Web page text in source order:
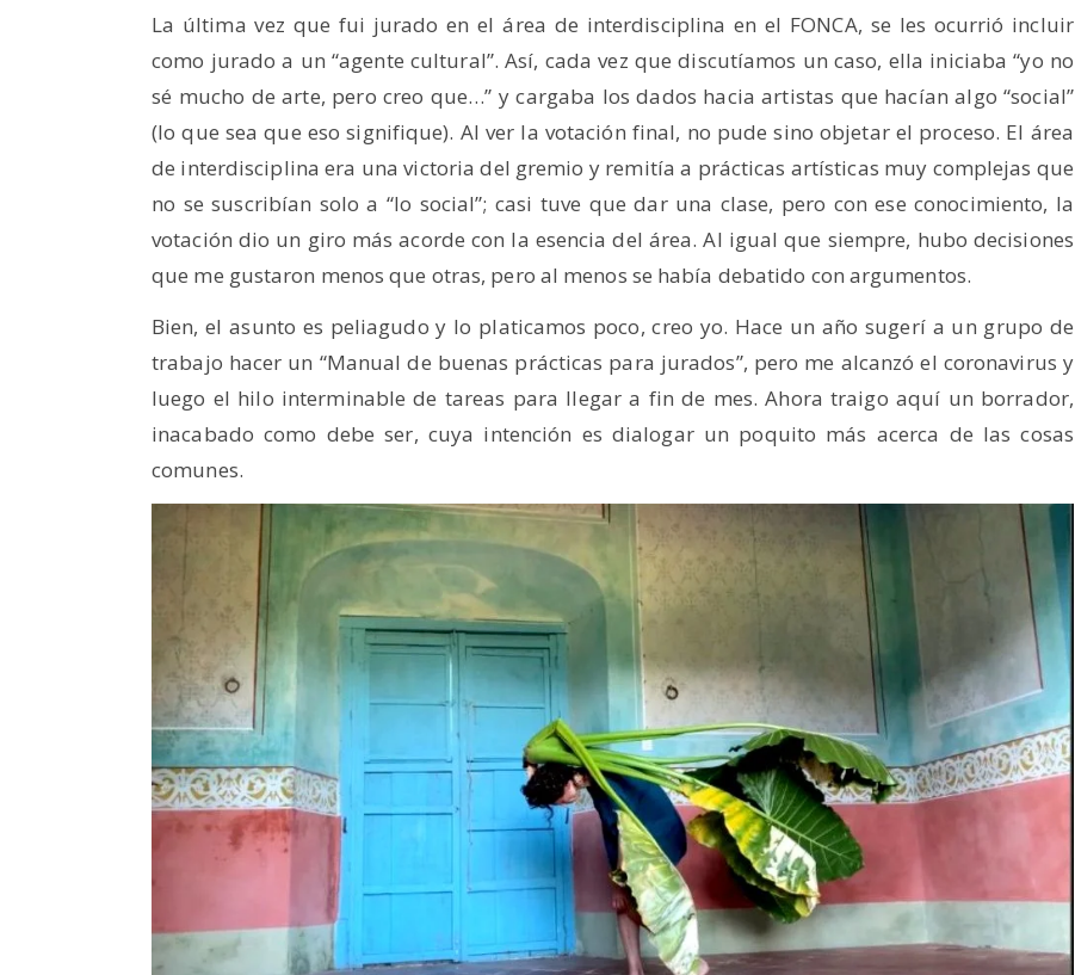
La última vez que fui jurado en el área de interdisciplina en el FONCA, se les ocurrió incluir
como jurado a un “agente cultural”. Así, cada vez que discutíamos un caso, ella iniciaba “yo no
sé mucho de arte, pero creo que…” y cargaba los dados hacia artistas que hacían algo “social”
(lo que sea que eso signifique). Al ver la votación final, no pude sino objetar el proceso. El área
de interdisciplina era una victoria del gremio y remitía a prácticas artísticas muy complejas que
no se suscribían solo a “lo social”; casi tuve que dar una clase, pero con ese conocimiento, la
votación dio un giro más acorde con la esencia del área. Al igual que siempre, hubo decisiones
que me gustaron menos que otras, pero al menos se había debatido con argumentos.
Bien, el asunto es peliagudo y lo platicamos poco, creo yo. Hace un año sugerí a un grupo de
trabajo hacer un “Manual de buenas prácticas para jurados”, pero me alcanzó el coronavirus y
luego el hilo interminable de tareas para llegar a fin de mes. Ahora traigo aquí un borrador,
inacabado como debe ser, cuya intención es dialogar un poquito más acerca de las cosas
comunes.